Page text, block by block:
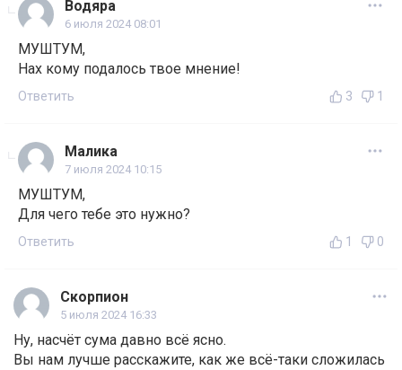
Водяра
6 июля 2024 08:01
МУШТУМ,
Нах кому подалось твое мнение!
Ответить 3 1
Малика
7 июля 2024 10:15
МУШТУМ,
Для чего тебе это нужно?
Ответить 1 0
Скорпион
5 июля 2024 16:33
Ну, насчёт сума давно всё ясно.
Вы нам лучше расскажите, как же всё-таки сложилась